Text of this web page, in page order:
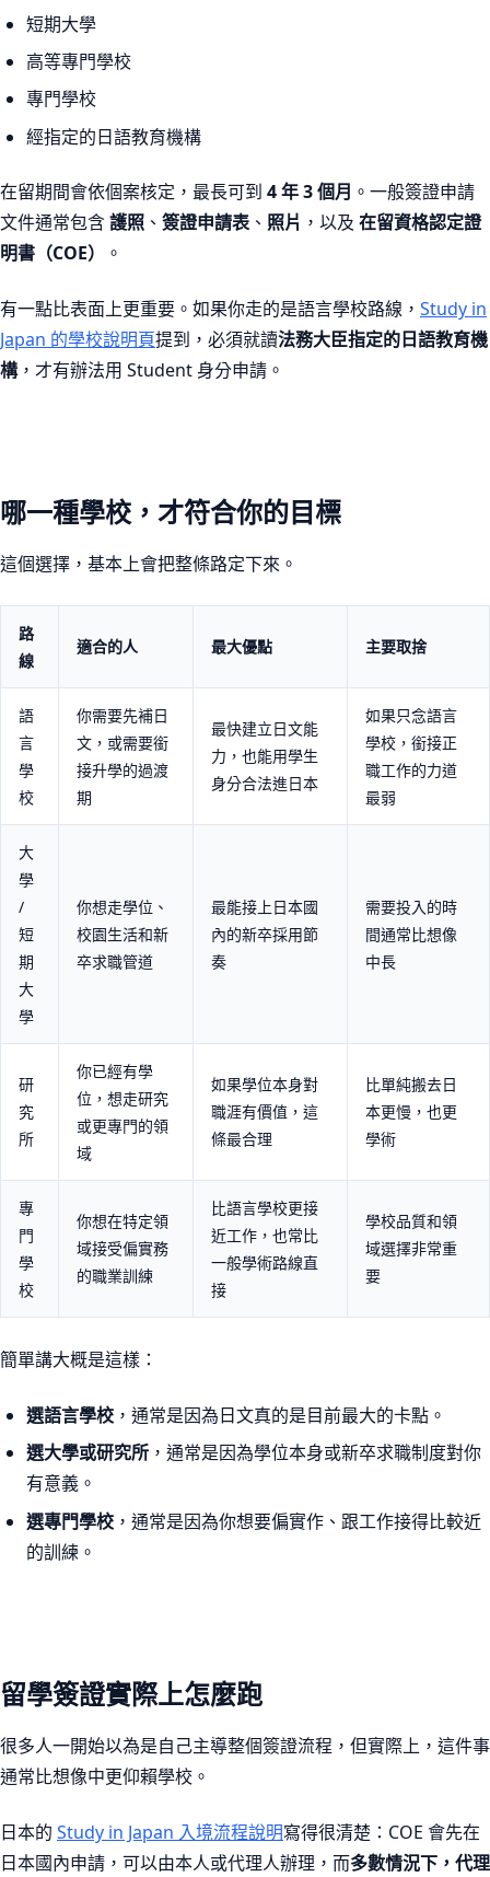
短期大學
高等專門學校
專門學校
經指定的日語教育機構
在留期間會依個案核定，最長可到 4 年 3 個月 。一般簽證申請
文件通常包含護照 、 簽證申請表、 照片 ，以及 在留資格認定證
明書（COE）
。
有一點比表面上更重要。如果你走的是語言學校路線， Study in
Japan 的學校說明頁提到，必須就讀法務大臣指定的日語教育機
構，才有辦法用 Student 身分申請。
哪一種學校，才符合你的目標
這個選擇，基本上會把整條路定下來。
路
線
適合的人 最大優點 主要取捨
語
言
學
校
你需要先補日
文，或需要銜
接升學的過渡
期
最快建立日文能
力，也能用學生
身分合法進日本
如果只念語言
學校，銜接正
職工作的力道
最弱
大
學
/
短
期
大
學
你想走學位、
校園生活和新
卒求職管道
最能接上日本國
內的新卒採用節
奏
需要投入的時
間通常比想像
中長
研
究
所
你已經有學
位，想走研究
或更專門的領
域
如果學位本身對
職涯有價值，這
條最合理
比單純搬去日
本更慢，也更
學術
專
門
學
校
你想在特定領
域接受偏實務
的職業訓練
比語言學校更接
近工作，也常比
一般學術路線直
接
學校品質和領
域選擇非常重
要
簡單講大概是這樣：
選語言學校 ，通常是因為日文真的是目前最大的卡點。
選大學或研究所 ，通常是因為學位本身或新卒求職制度對你
有意義。
選專門學校 ，通常是因為你想要偏實作、跟工作接得比較近
的訓練。
留學簽證實際上怎麼跑
很多人一開始以為是自己主導整個簽證流程，但實際上，這件事
通常比想像中更仰賴學校。
日本的 Study in Japan 入境流程說明寫得很清楚：COE 會先在
日本國內申請，可以由本人或代理人辦理，而多數情況下，代理